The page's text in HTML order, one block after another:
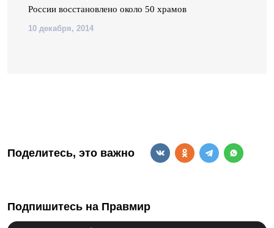
России восстановлено около 50 храмов
10 декабря, 2014
Поделитесь, это важно
Подпишитесь на Правмир